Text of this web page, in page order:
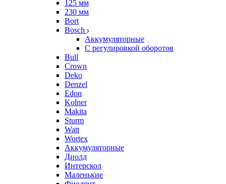
125 мм
230 мм
Bort
Bosch
Аккумуляторные
С регулировкой оборотов
Bull
Crown
Deko
Denzel
Edon
Kolner
Makita
Sturm
Watt
Wortex
Аккумуляторные
Диолд
Интерскол
Маленькие